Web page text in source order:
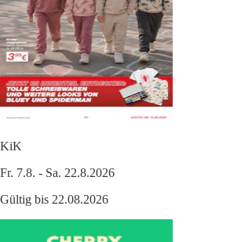
KiK
Fr. 7.8. - Sa. 22.8.2026
Gültig bis 22.08.2026